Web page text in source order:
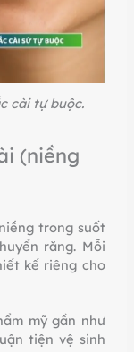
cài tự buộc.
(niềng
trong suốt
răng. Mỗi
kế riêng cho
mỹ gần như
tiện vệ sinh